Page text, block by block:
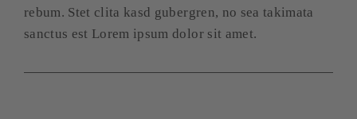
rebum. Stet clita kasd gubergren, no sea takimata
sanctus est Lorem ipsum dolor sit amet.